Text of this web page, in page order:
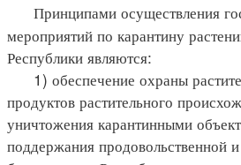
Принципами осуществления
мероприятий по карантину
Республики являются:
1) обеспечение охраны
продуктов растительного
уничтожения карантинными
поддержания продовольственной